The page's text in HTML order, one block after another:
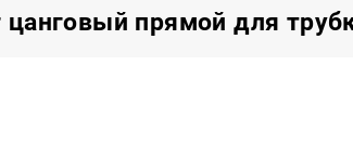
цанговый прямой для